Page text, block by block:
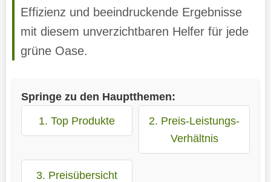
Effizienz und beeindruckende Ergebnisse
mit diesem unverzichtbaren Helfer für jede
grüne Oase.
Springe zu den Hauptthemen:
1. Top Produkte
2. Preis-Leistungs-
Verhältnis
3. Preisübersicht